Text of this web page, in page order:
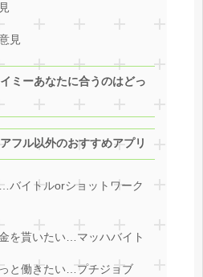
見
ミーあなたに合うのはどっ
フル以外のおすすめアプリ
バイトルorショットワーク
を貰いたい…マッハバイト
と働きたい…プチジョブ